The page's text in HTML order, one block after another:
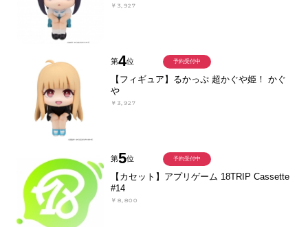
￥3,927
第4位
【フィギュア】るかっぷ 超かぐや姫！ かぐ
や
￥3,927
予約受付中
第5位
【カセット】アプリゲーム 18TRIP Cassette
#14
￥8,800
予約受付中